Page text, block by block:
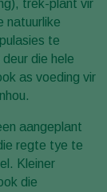
trek-plant vir
natuurlike
te
die hele
as voeding vir
aangeplant
regte tye te
Kleiner
die